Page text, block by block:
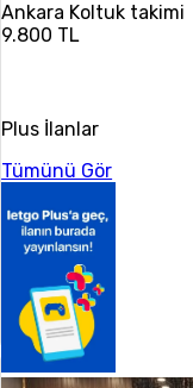
Ankara Koltuk takimi
9.800 TL
Plus İlanlar
Tümünü Gör